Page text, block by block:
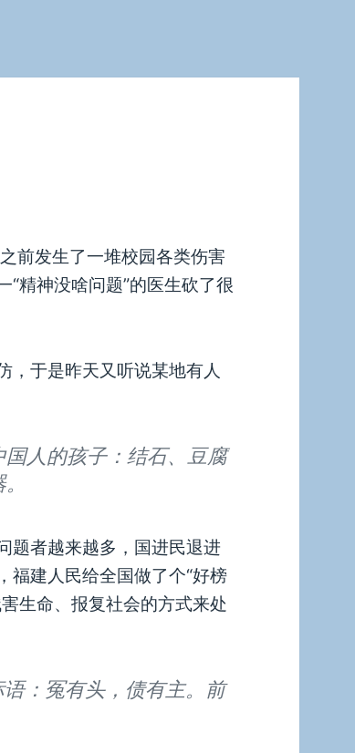
前发生了一堆校园各类伤害
精神没啥问题”的医生砍了很
，于是昨天又听说某地有人
人的孩子：结石、豆腐
题者越来越多，国进民退进
福建人民给全国做了个“好榜
生命、报复社会的方式来处
：冤有头，债有主。前